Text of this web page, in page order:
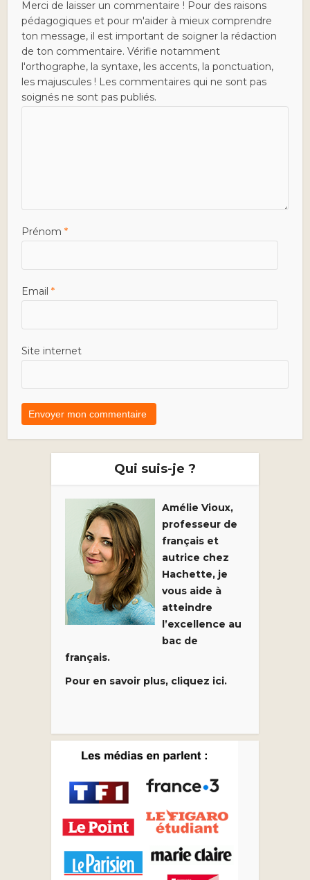
Merci de laisser un commentaire ! Pour des raisons
pédagogiques et pour m'aider à mieux comprendre
ton message, il est important de soigner la rédaction
de ton commentaire. Vérifie notamment
l'orthographe, la syntaxe, les accents, la ponctuation,
les majuscules ! Les commentaires qui ne sont pas
soignés ne sont pas publiés.
Prénom*
Email*
Site internet
Qui suis-je ?
Amélie Vioux,
professeur de
français et
autrice chez
Hachette, je
vous aide à
atteindre
l’excellence au
bac de
français.
Pour en savoir plus, cliquez ici.